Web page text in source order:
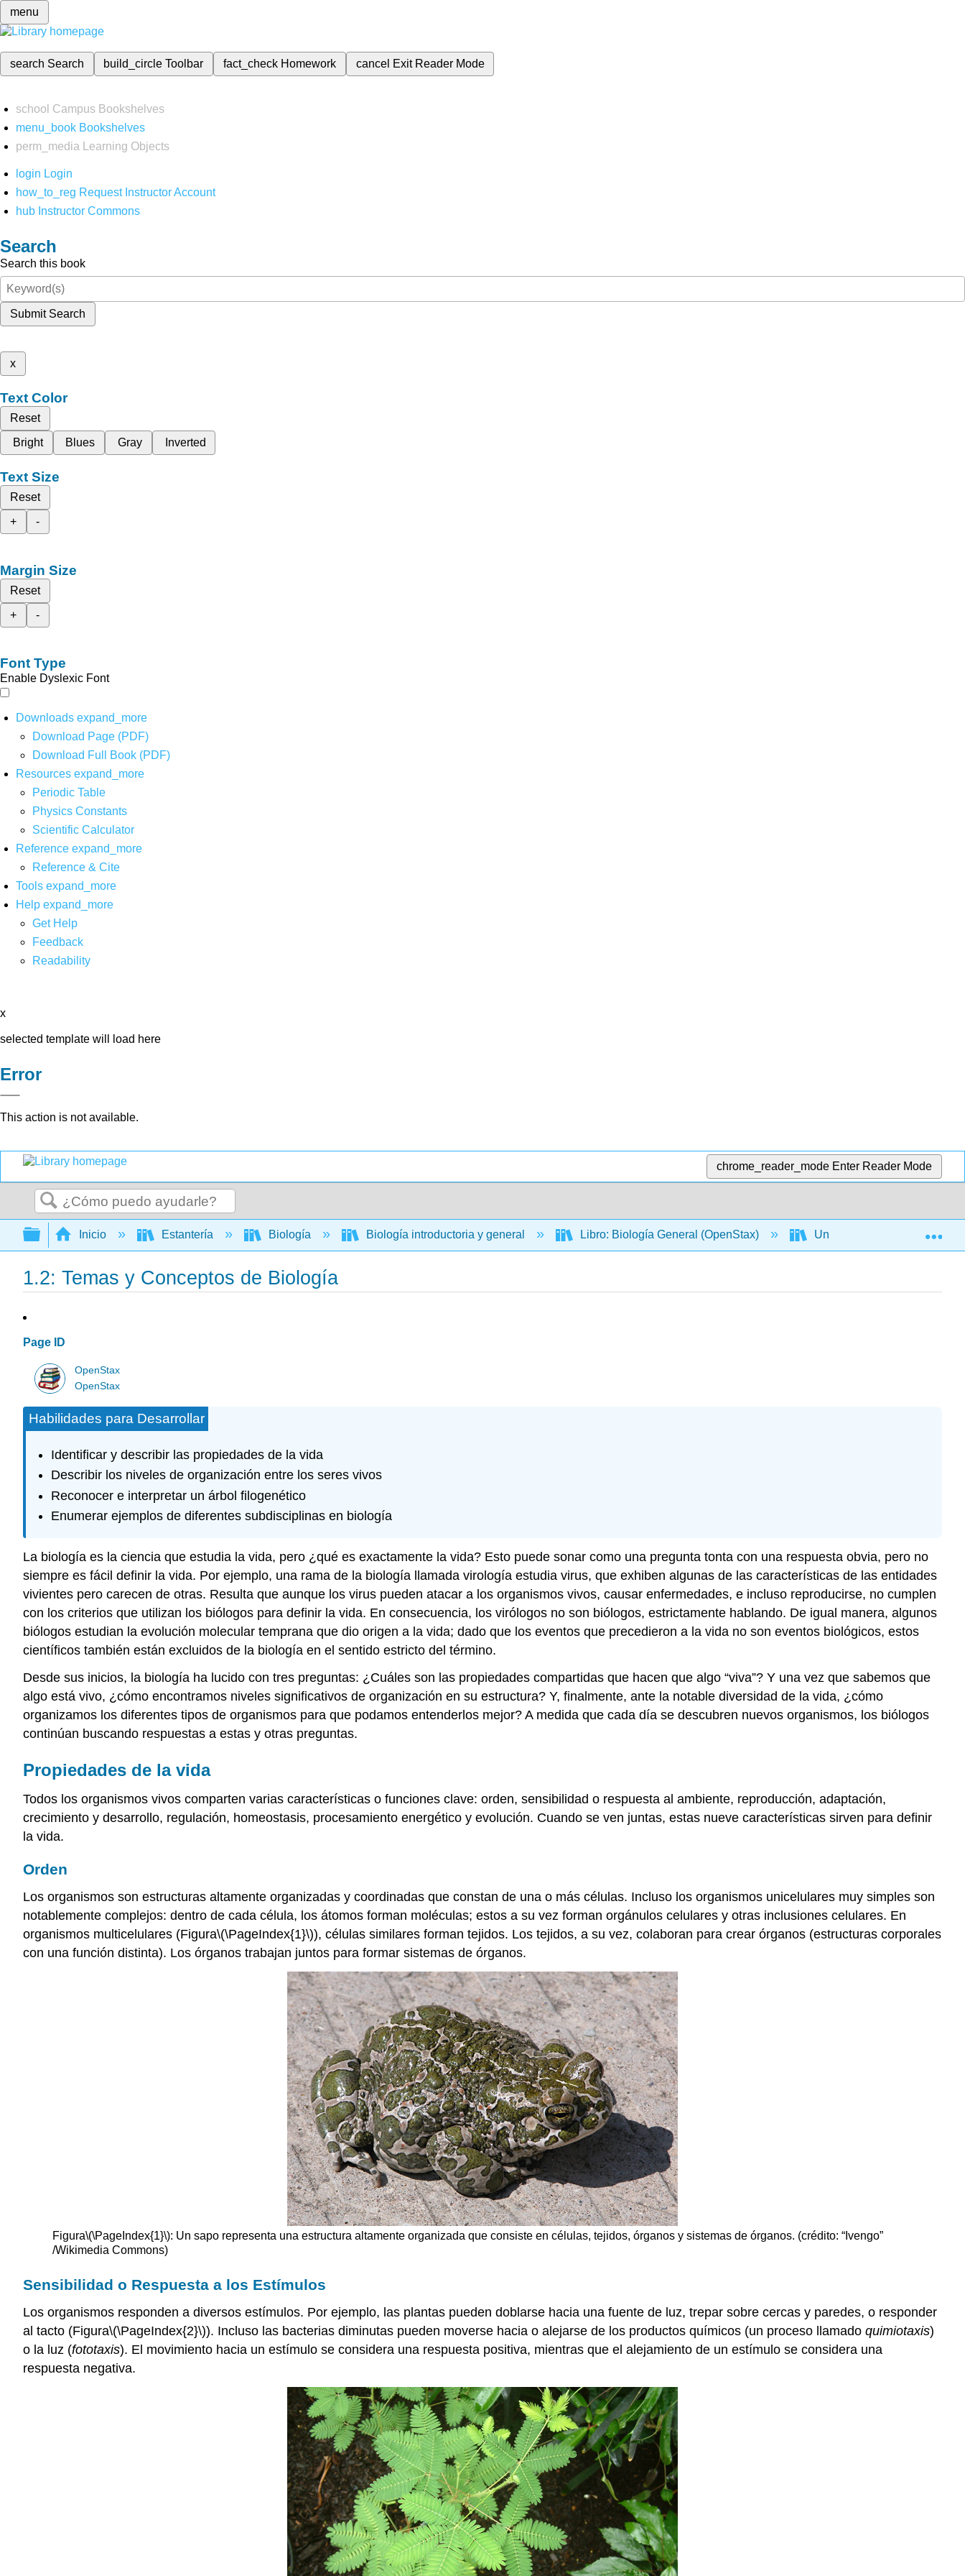
menu
search Search build_circleToolbar fact_check Homework cancel Exit Reader Mode
school Campus Bookshelves
menu_book Bookshelves
perm_media
Learning Objects
login Login
how_to_reg Request Instructor Account
hub Instructor Commons
Search
Search this book
Submit Search
x
Text Color
Reset
Bright
Blues Gray Inverted
Text Size
Reset
+
-
Margin Size
Reset
+
-
Font Type
Enable Dyslexic Font
Downloads expand_more
Download Page (PDF)
Download Full Book (PDF)
Resources expand_more
Periodic Table
Physics Constants
Scientific Calculator
Reference expand_more
Reference & Cite
Tools expand_more
Help expand_more
Get Help
Feedback
Readability
x
selected template will load here
Error
This action is not available.
chrome_reader_mode Enter Reader Mode
Buscar
Expandir/contraer jerarquía global
Inicio Estantería Biología Biología introductoria y general Libro: Biología General (OpenStax) Unidad I: La química de la
1.2: Temas y Conceptos de Biología
Page ID
OpenStax
OpenStax
Habilidades para Desarrollar
Identificar y describir las propiedades de la vida
Describir los niveles de organización entre los seres vivos
Reconocer e interpretar un árbol filogenético
Enumerar ejemplos de diferentes subdisciplinas en biología
La biología es la ciencia que estudia la vida, pero ¿qué es exactamente la vida? Esto puede sonar como una pregunta tonta con una respuesta obvia, pero no
siempre es fácil definir la vida. Por ejemplo, una rama de la biología llamada virología estudia virus, que exhiben algunas de las características de las entidades
vivientes pero carecen de otras. Resulta que aunque los virus pueden atacar a los organismos vivos, causar enfermedades, e incluso reproducirse, no cumplen
con los criterios que utilizan los biólogos para definir la vida. En consecuencia, los virólogos no son biólogos, estrictamente hablando. De igual manera, algunos
biólogos estudian la evolución molecular temprana que dio origen a la vida; dado que los eventos que precedieron a la vida no son eventos biológicos, estos
científicos también están excluidos de la biología en el sentido estricto del término.
Desde sus inicios, la biología ha lucido con tres preguntas: ¿Cuáles son las propiedades compartidas que hacen que algo “viva”? Y una vez que sabemos que
algo está vivo, ¿cómo encontramos niveles significativos de organización en su estructura? Y, finalmente, ante la notable diversidad de la vida, ¿cómo
organizamos los diferentes tipos de organismos para que podamos entenderlos mejor? A medida que cada día se descubren nuevos organismos, los biólogos
continúan buscando respuestas a estas y otras preguntas.
Propiedades de la vida
Todos los organismos vivos comparten varias características o funciones clave: orden, sensibilidad o respuesta al ambiente, reproducción, adaptación,
crecimiento y desarrollo, regulación, homeostasis, procesamiento energético y evolución. Cuando se ven juntas, estas nueve características sirven para definir
la vida.
Orden
Los organismos son estructuras altamente organizadas y coordinadas que constan de una o más células. Incluso los organismos unicelulares muy simples son
notablemente complejos: dentro de cada célula, los átomos forman moléculas; estos a su vez forman orgánulos celulares y otras inclusiones celulares. En
organismos multicelulares (Figura\(\PageIndex{1}\)), células similares forman tejidos. Los tejidos, a su vez, colaboran para crear órganos (estructuras corporales
con una función distinta). Los órganos trabajan juntos para formar sistemas de órganos.
Figura\(\PageIndex{1}\): Un sapo representa una estructura altamente organizada que consiste en células, tejidos, órganos y sistemas de órganos. (crédito: “Ivengo”
/Wikimedia Commons)
Sensibilidad o Respuesta a los Estímulos
Los organismos responden a diversos estímulos. Por ejemplo, las plantas pueden doblarse hacia una fuente de luz, trepar sobre cercas y paredes, o responder
al tacto (Figura\(\PageIndex{2}\)). Incluso las bacterias diminutas pueden moverse hacia o alejarse de los productos químicos (un proceso llamado quimiotaxis)
o la luz (fototaxis). El movimiento hacia un estímulo se considera una respuesta positiva, mientras que el alejamiento de un estímulo se considera una
respuesta negativa.